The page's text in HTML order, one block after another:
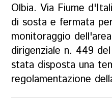
Olbia. Via Fiume
di sosta e fermata
monitoraggio
dirigenziale n. 449
stata disposta una
regolamentazione